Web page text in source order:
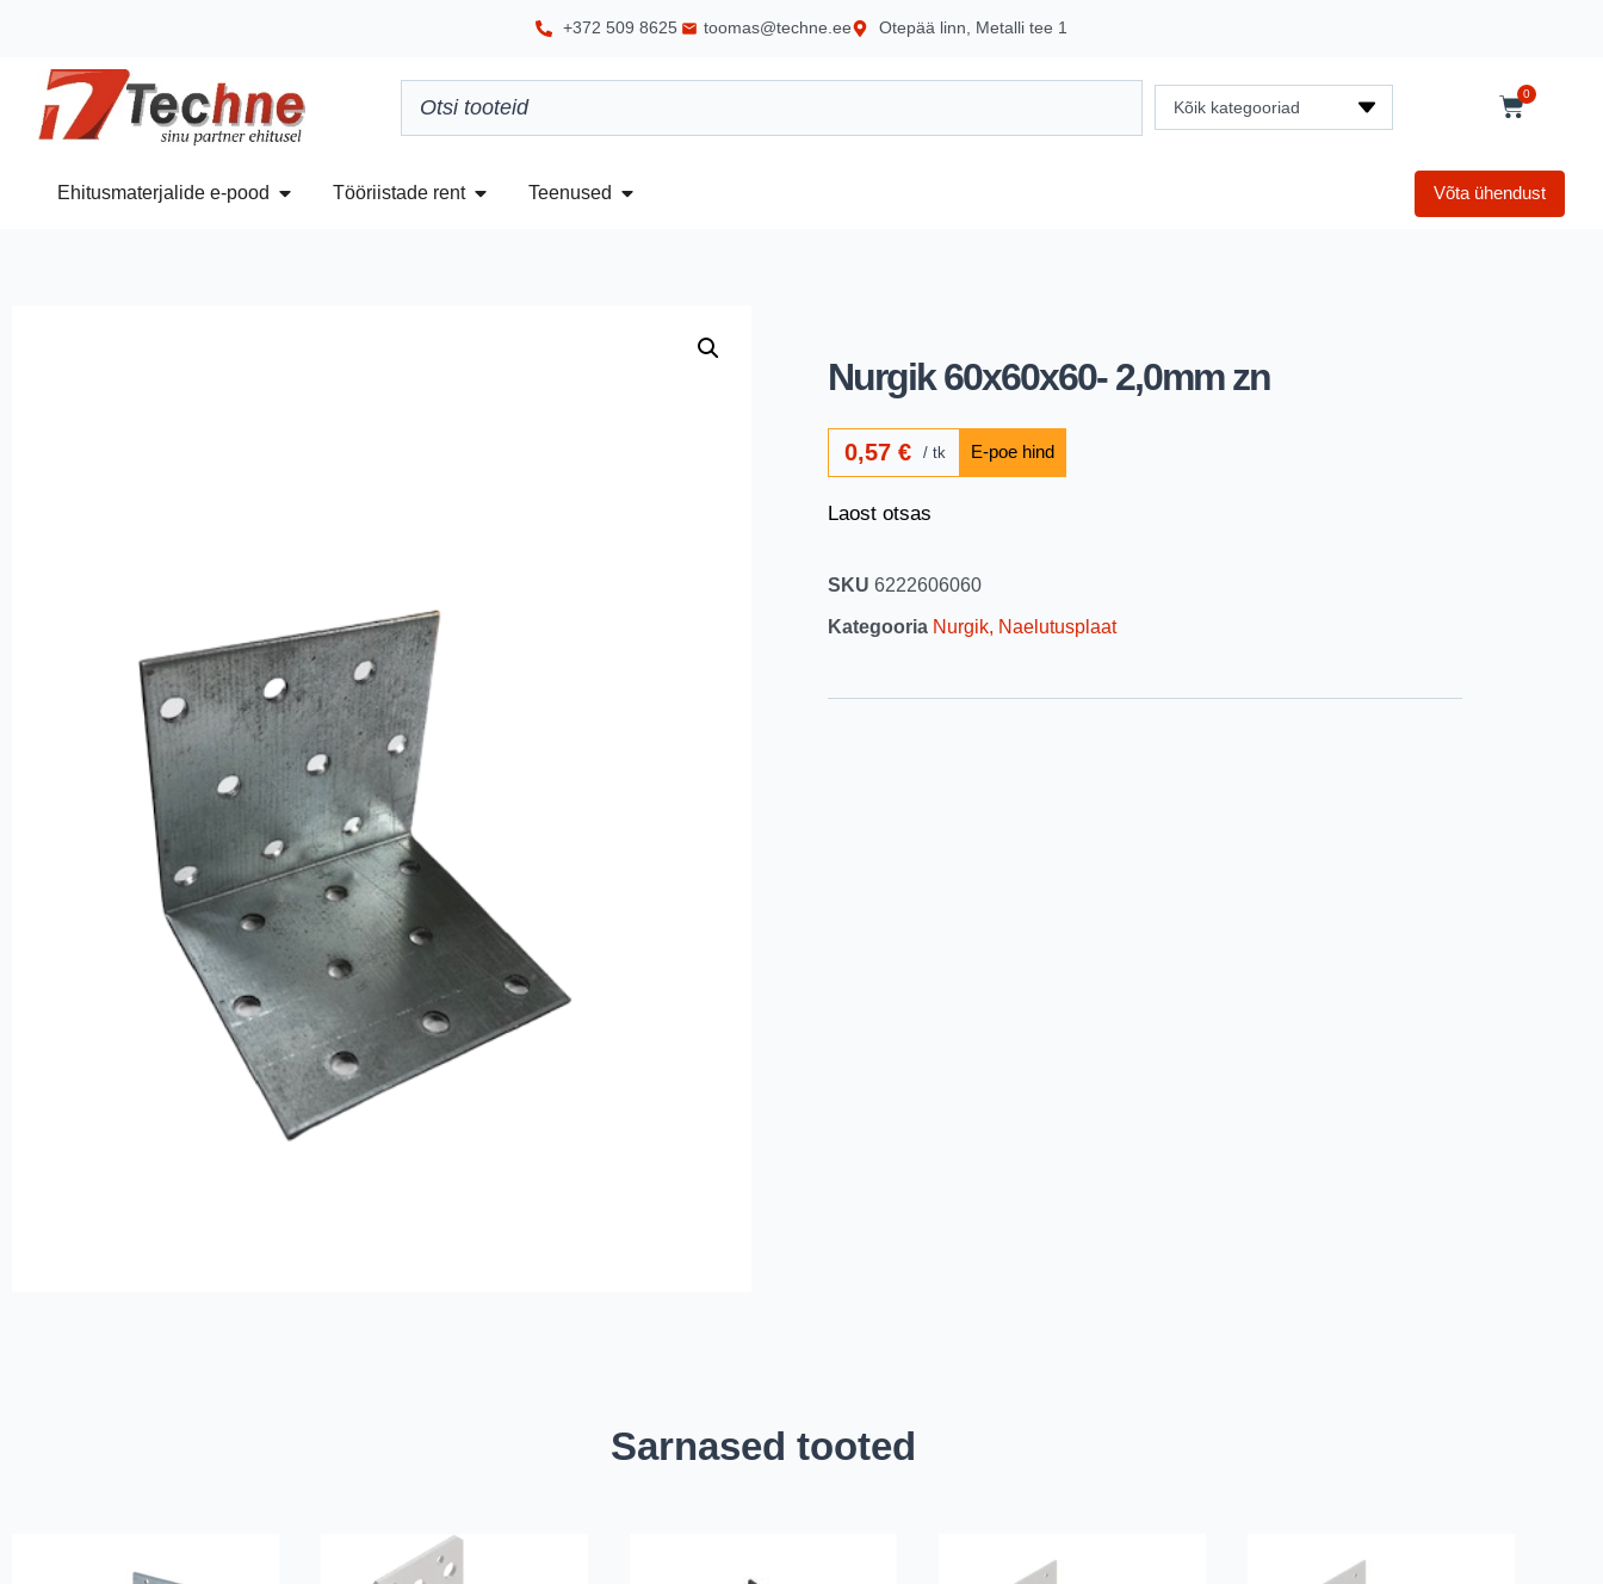
+372 509 8625 toomas@techne.ee Otepää linn, Metalli tee 1
Kõik kategooriad
0
Ehitusmaterjalide e-pood Tööriistade rent Teenused Võta ühendust
Nurgik 60x60x60- 2,0mm zn
0,57€ tk
Laost otsas
SKU 6222606060
Kategooria Nurgik, Naelutusplaat
Sarnased tooted